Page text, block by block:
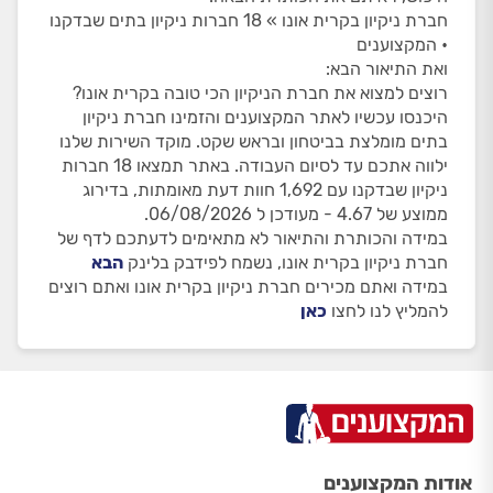
חברת ניקיון בקרית אונו » 18 חברות ניקיון בתים שבדקנו
• המקצוענים
ואת התיאור הבא:
רוצים למצוא את חברת הניקיון הכי טובה בקרית אונו?
היכנסו עכשיו לאתר המקצוענים והזמינו חברת ניקיון
בתים מומלצת בביטחון ובראש שקט. מוקד השירות שלנו
ילווה אתכם עד לסיום העבודה. באתר תמצאו 18 חברות
ניקיון שבדקנו עם 1,692 חוות דעת מאומתות, בדירוג
ממוצע של 4.67 - מעודכן ל 06/08/2026.
במידה והכותרת והתיאור לא מתאימים לדעתכם לדף של
חברת ניקיון בקרית אונו, נשמח לפידבק בלינק הבא
במידה ואתם מכירים חברת ניקיון בקרית אונו ואתם רוצים
להמליץ לנו לחצו כאן
אודות המקצוענים